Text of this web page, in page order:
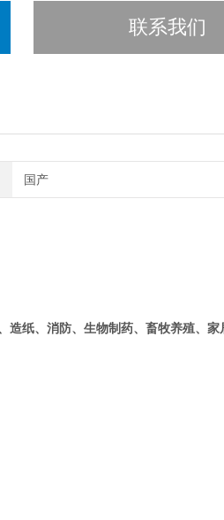
联系我们
国产
造纸、消防、生物制药、畜牧养殖、家